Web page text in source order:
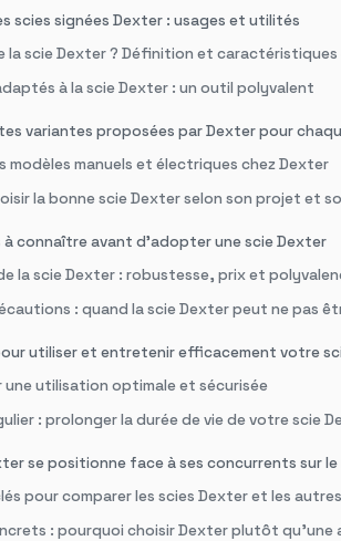
scies signées Dexter : usages et utilités
la scie Dexter ? Définition et caractéristiques
à la scie Dexter : un outil polyvalent
variantes proposées par Dexter pour
modèles manuels et électriques chez Dexter
la bonne scie Dexter selon son projet et
connaître avant d’adopter une scie Dexter
la scie Dexter : robustesse, prix et
: quand la scie Dexter peut ne pas
utiliser et entretenir efficacement votre
une utilisation optimale et sécurisée
: prolonger la durée de vie de votre scie
se positionne face à ses concurrents sur le
pour comparer les scies Dexter et les
: pourquoi choisir Dexter plutôt qu’une